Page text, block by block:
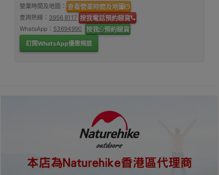
營業時間及地圖： 查看營業時間及地圖
查詢熱線： 3956 8117 按我電話預約睇貨
WhatsApp： 53694990 按我 預約睇貨
訂閱WhatsApp優惠頻道